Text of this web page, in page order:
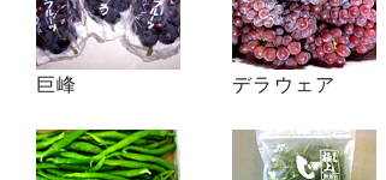
巨峰 デラウェア